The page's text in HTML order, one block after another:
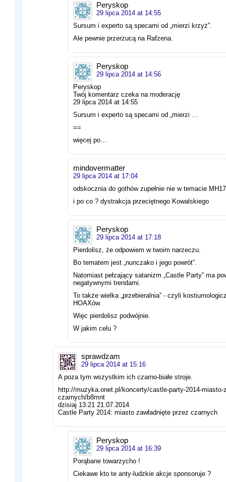
Peryskop
29 lipca 2014 at 14:55
Sursum i experto są specami od „mierzi krzyż”.
Ale pewnie przerzucą na Rafzena.
Peryskop
29 lipca 2014 at 14:56
Peryskop
Twój komentarz czeka na moderację
29 lipca 2014 at 14:55
Sursum i experto są specami od „mierzi …
==
więcej po…
mindovermatter
29 lipca 2014 at 17:04
odskocznia do gothów zupełnie nie w temacie
i po co ? dystrakcja przeciętnego Kowalskiego
Peryskop
29 lipca 2014 at 17:18
Pierdolisz, że odpowiem w twoim narzeczu.
Bo tematem jest „nunczako i jego powrót”.
Natomiast pełzający satanizm „Castle Party” ma
negatywnymi trendami.
To także wielka „przebieralnia” - czyli
HOAXów.
Więc pierdolisz podwójnie.
W jakim celu ?
sprawdzam
29 lipca 2014 at 15:16
A poza tym wszystkim ich czarno-białe stroje.
http://muzyka.onet.pl/koncerty/castle-party-2014-miasto-
czarnych/b8mnt
dzisiaj 13:21 21.07.2014
Castle Party 2014: miasto zawładnięte przez czarnych
Peryskop
29 lipca 2014 at 16:39
Porąbane towarzycho !
Ciekawe kto te anty-ludzkie akcje sponsoruje ?